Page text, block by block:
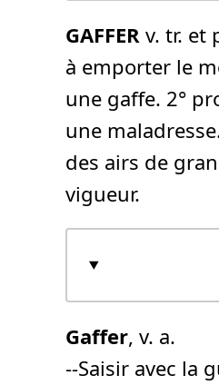
GAFFER v. tr. et
à emporter le
une gaffe. 2°
une
des airs de
vigueur.
Gaffer, v. a.
--Saisir avec la